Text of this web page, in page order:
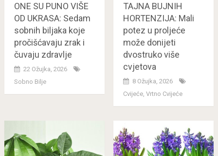
ONE SU PUNO VIŠE
OD UKRASA: Sedam
sobnih biljaka koje
pročišćavaju zrak i
čuvaju zdravlje
22 Ožujka, 2026
Sobno Bilje
TAJNA BUJNIH
HORTENZIJA: Mali
potez u proljeće
može donijeti
dvostruko više
cvjetova
8 Ožujka, 2026
Cvijeće, Vrtno Cvijeće